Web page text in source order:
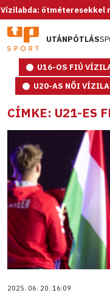
ötméteresekkel nyert
UTÁNPÓTLÁS
U16-OS FIÚ
U20-AS NŐI
CÍMKE: U21-ES
2025. 06. 20. 16:09